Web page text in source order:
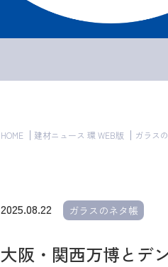
HOME 建材ニュース 環 WEB版 ガラス
2025.08.22 ガラスのネタ帳
大阪・関西万博とデ